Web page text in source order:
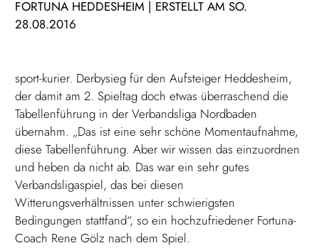
FORTUNA HEDDESHEIM | ERSTELLT AM SO.
28.08.2016
sport-kurier. Derbysieg für den Aufsteiger Heddesheim,
der damit am 2. Spieltag doch etwas überraschend die
Tabellenführung in der Verbandsliga Nordbaden
übernahm. „Das ist eine sehr schöne Momentaufnahme,
diese Tabellenführung. Aber wir wissen das einzuordnen
und heben da nicht ab. Das war ein sehr gutes
Verbandsligaspiel, das bei diesen
Witterungsverhältnissen unter schwierigsten
Bedingungen stattfand“, so ein hochzufriedener Fortuna-
Coach Rene Gölz nach dem Spiel.